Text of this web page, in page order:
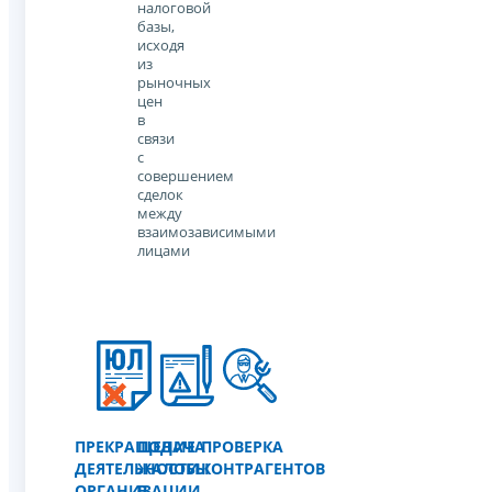
налоговой
базы,
исходя
из
рыночных
цен
в
связи
с
совершением
сделок
между
взаимозависимыми
лицами
ПРЕКРАЩЕНИЕ
ДЕЯТЕЛЬНОСТИ
ПОДАЧА
ЖАЛОБЫ
ПРОВЕРКА
КОНТРАГЕНТОВ